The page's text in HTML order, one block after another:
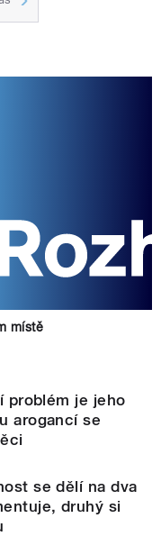
místě
problém je jeho
arogancí se
se dělí na dva
druhý si